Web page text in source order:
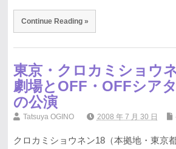
Continue Reading »
東京・クロカミショウ
劇場とOFF・OFFシア
の公演
Tatsuya OGINO 2008 年 7 月 30 日
クロカミショウネン18（本拠地・東京